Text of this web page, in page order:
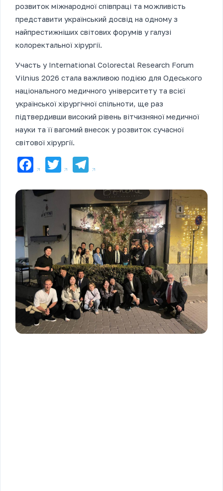
розвиток міжнародної співпраці та можливість
представити український досвід на одному з
найпрестижніших світових форумів у галузі
колоректальної хірургії.
Участь у International Colorectal Research Forum
Vilnius 2026 стала важливою подією для Одеського
національного медичного університету та всієї
української хірургічної спільноти, ще раз
підтвердивши високий рівень вітчизняної медичної
науки та її вагомий внесок у розвиток сучасної
світової хірургії.
Facebook
TwitterTelegram